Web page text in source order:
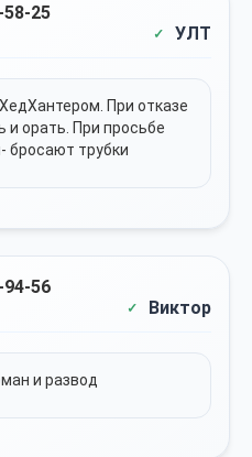
58-25
УЛТ
При отказе
и орать. При просьбе
бросают трубки
94-56
Виктор
и развод